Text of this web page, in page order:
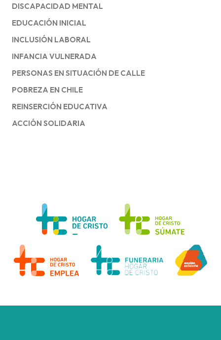
DISCAPACIDAD MENTAL
EDUCACIÓN INICIAL
INCLUSIÓN LABORAL
INFANCIA VULNERADA
PERSONAS EN SITUACIÓN DE CALLE
POBREZA EN CHILE
REINSERCIÓN EDUCATIVA
ACCIÓN SOLIDARIA